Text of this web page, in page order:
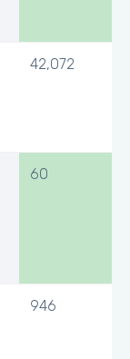
42,072
60
946